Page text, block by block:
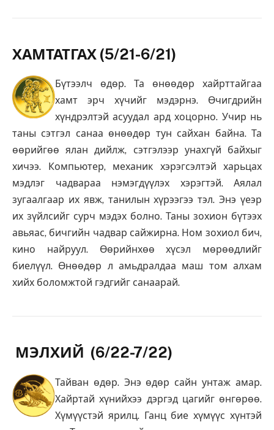
ХАМТАТГАХ (5/21-6/21)
Бүтээлч өдөр. Та өнөөдөр хайрттайгаа
хамт эрч хүчийг мэдэрнэ. Өчигдрийн
хүндрэлтэй асуудал ард хоцорно. Учир нь
таны сэтгэл санаа өнөөдөр тун сайхан байна. Та
өөрийгөө ялан дийлж, сэтгэлээр унахгүй байхыг
хичээ. Компьютер, механик хэрэгсэлтэй харьцах
мэдлэг чадвараа нэмэгдүүлэх хэрэгтэй. Аялал
зугаалгаар их явж, танилын хүрээгээ тэл. Энэ үеэр
их зүйлсийг сурч мэдэх болно. Таны зохион бүтээх
авьяас, бичгийн чадвар сайжирна. Ном зохиол бич,
кино найруул. Өөрийнхөө хүсэл мөрөөдлийг
биелүүл. Өнөөдөр л амьдралдаа маш том алхам
хийх боломжтой гэдгийг санаарай.
МЭЛХИЙ (6/22-7/22)
Тайван өдөр. Энэ өдөр сайн унтаж амар.
Хайртай хүнийхээ дэргэд цагийг өнгөрөө.
Хүмүүстэй ярилц. Ганц бие хүмүүс хүнтэй